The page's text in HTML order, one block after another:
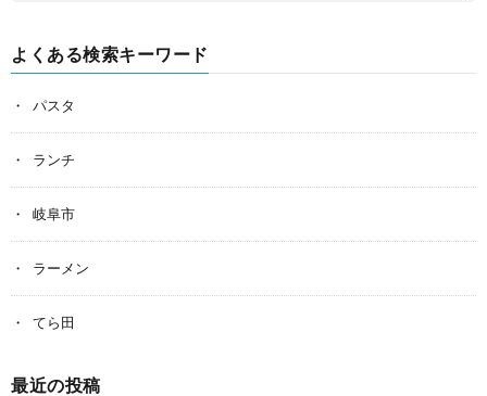
よくある検索キーワード
パスタ
ランチ
岐阜市
ラーメン
てら田
最近の投稿